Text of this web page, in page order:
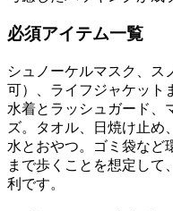
必須アイテム一覧
シュノーケルマスク、ス
可）、ライフジャケット
水着とラッシュガード、
ズ。タオル、日焼け止め
水とおやつ。ゴミ袋など
まで歩くことを想定して
利です。